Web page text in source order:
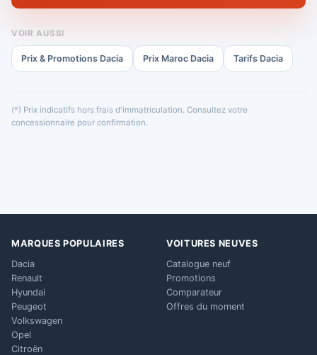
VOIR AUSSI
Prix & Promotions Dacia Prix Maroc Dacia Tarifs Dacia
(*) Prix indicatifs hors frais d'immatriculation. Consultez votre
concessionnaire pour confirmation.
MARQUES POPULAIRES
Dacia
Renault
Hyundai
Peugeot
Volkswagen
Opel
Citroën
VOITURES NEUVES
Catalogue neuf
Promotions
Comparateur
Offres du moment